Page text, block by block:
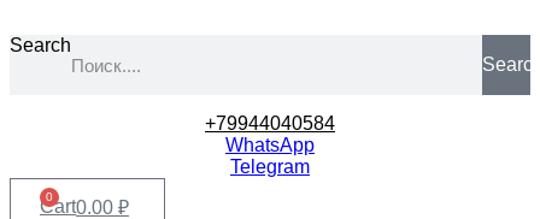
Search
+79944040584
WhatsApp
Telegram
0.00 ₽
0
Cart